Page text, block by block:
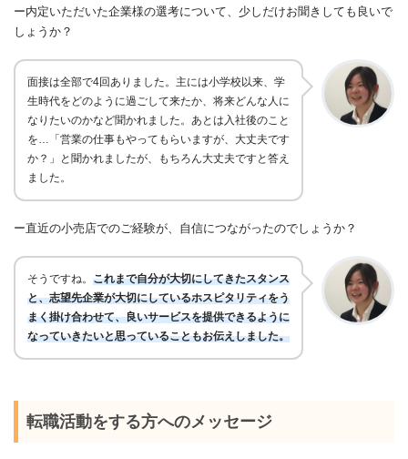
ー内定いただいた企業様の選考について、少しだけお聞きしても良いで
しょうか？
面接は全部で4回ありました。 主には小学校以来、学
生時代をどのように過ごして来たか、将来どんな人に
なりたいのかなど聞かれました。あとは入社後のこと
を…「営業の仕事もやってもらいますが、大丈夫です
か？」と聞かれましたが、
もちろん大丈夫ですと答え
ました。
ー直近の小売店でのご経験が、自信につながったのでしょうか？
そうですね。 これまで自分が大切にしてきたスタンス
と、志望先企業が大切にしているホスピタリティをう
まく掛け合わせて、良いサービスを提供できるように
なっていきたいと思っていることもお伝えしました。
転職活動をする方へのメッセージ